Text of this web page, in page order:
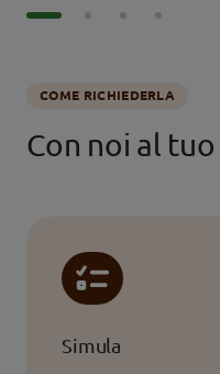
COME RICHIEDERLA
Con noi al
Simula